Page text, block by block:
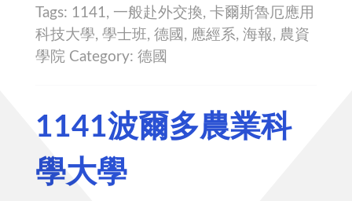
Tags: 1141, 一般赴外交換, 卡爾斯魯厄應用
科技大學, 學士班, 德國, 應經系, 海報, 農資
學院 Category: 德國
1141波爾多農業科
學大學